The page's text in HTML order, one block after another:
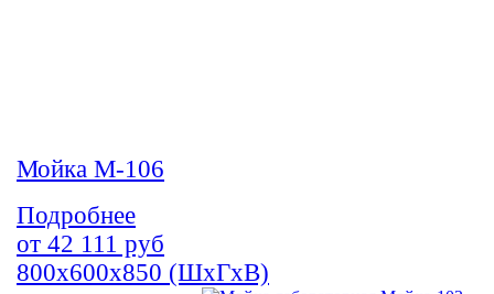
Мойка М-106
Подробнее
от 42 111 руб
800х600х850 (ШхГхВ)